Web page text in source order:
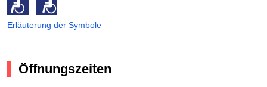
Erläuterung der Symbole
Öffnungszeiten